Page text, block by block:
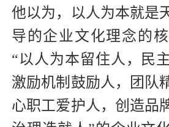
他以为，以人为本就是
导的企业文化理念的
“以人为本留住人，民
激励机制鼓励人，团队
心职工爱护人，创造品